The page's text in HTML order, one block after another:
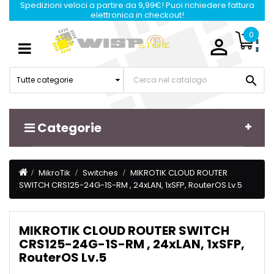
Spedizioni veloci a partire da 9,99€! Puoi richiedere fattura
elettronica in checkout!

0
Tutte categorie 
Categorie
Toggle
MikroTik Switches
MIKROTIK CLOUD ROUTER
SWITCH CRS125-24G-1S-RM , 24xLAN, 1xSFP, RouterOS Lv.5
MIKROTIK CLOUD ROUTER SWITCH
CRS125-24G-1S-RM , 24xLAN, 1xSFP,
RouterOS Lv.5